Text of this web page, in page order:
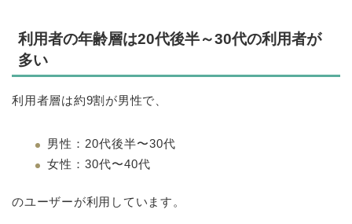
利用者の年齢層は20代後半～30代の利用者が
多い
利用者層は約9割が男性で、
男性：20代後半〜30代
女性：30代〜40代
のユーザーが利用しています。